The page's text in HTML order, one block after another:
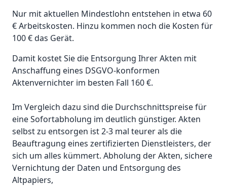
Nur mit aktuellen Mindestlohn entstehen in etwa 60
€ Arbeitskosten. Hinzu kommen noch die Kosten für
100 € das Gerät.
Damit kostet Sie die Entsorgung Ihrer Akten mit
Anschaffung eines DSGVO-konformen
Aktenvernichter im besten Fall 160 €.
Im Vergleich dazu sind die Durchschnittspreise für
eine Sofortabholung im deutlich günstiger. Akten
selbst zu entsorgen ist 2-3 mal teurer als die
Beauftragung eines zertifizierten Dienstleisters, der
sich um alles kümmert. Abholung der Akten, sichere
Vernichtung der Daten und Entsorgung des
Altpapiers,